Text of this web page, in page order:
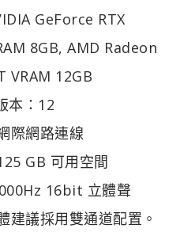
GeForce RTX
8GB, AMD Radeon
VRAM 12GB
本：12
際網路連線
GB 可用空間
16bit 立體聲
建議採用雙通道配置。